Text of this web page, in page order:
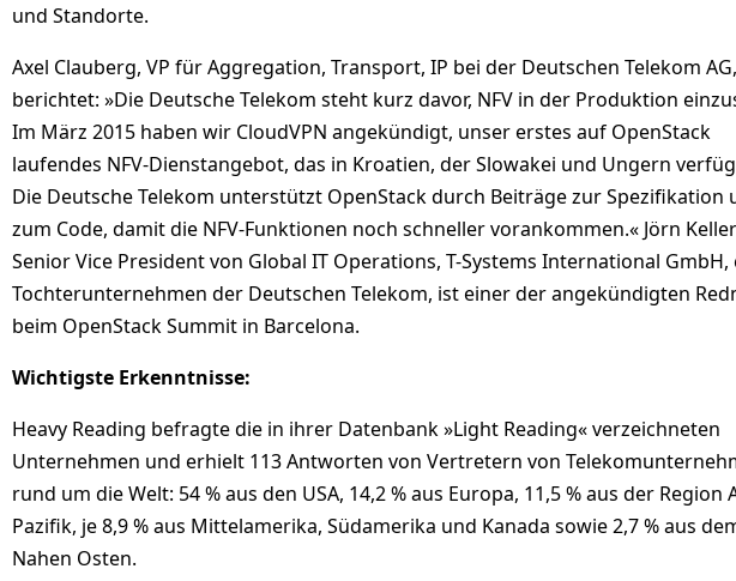
und Standorte.
Axel Clauberg, VP für Aggregation, Transport, IP bei der Deutschen Telekom AG,
berichtet: »Die Deutsche Telekom steht kurz davor, NFV in der Produktion
Im März 2015 haben wir CloudVPN angekündigt, unser erstes auf OpenStack
laufendes NFV-Dienstangebot, das in Kroatien, der Slowakei und Ungern
Die Deutsche Telekom unterstützt OpenStack durch Beiträge zur Spezifikation
zum Code, damit die NFV-Funktionen noch schneller vorankommen.« Jörn
Senior Vice President von Global IT Operations, T-Systems International GmbH,
Tochterunternehmen der Deutschen Telekom, ist einer der angekündigten
beim OpenStack Summit in Barcelona.
Wichtigste Erkenntnisse:
Heavy Reading befragte die in ihrer Datenbank »Light Reading« verzeichneten
Unternehmen und erhielt 113 Antworten von Vertretern von
rund um die Welt: 54 % aus den USA, 14,2 % aus Europa, 11,5 % aus der Region
Pazifik, je 8,9 % aus Mittelamerika, Südamerika und Kanada sowie 2,7 % aus
Nahen Osten.